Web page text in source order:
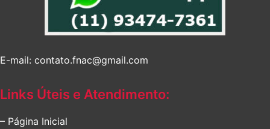
E-mail: contato.fnac@gmail.com
Links Úteis e Atendimento:
– Página Inicial